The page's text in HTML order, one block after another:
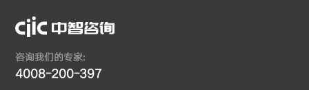
咨询我们的专家:
4008-200-397